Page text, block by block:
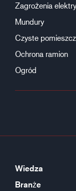
Zagrożenia
Mundury
Czyste
Ochrona ramion
Ogród
Wiedza
Branże